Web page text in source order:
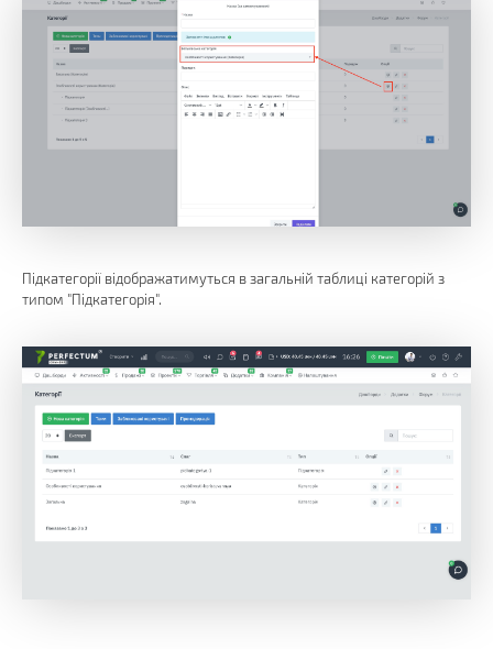
Підкатегорії відображатимуться в загальній таблиці категорій з
типом "Підкатегорія".